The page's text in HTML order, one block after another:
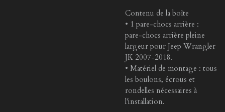
Contenu de la boîte
• 1 pare-chocs arrière :
pare-chocs arrière pleine
largeur pour Jeep Wrangler
JK 2007-2018.
• Matériel de montage : tous
les boulons, écrous et
rondelles nécessaires à
l'installation.